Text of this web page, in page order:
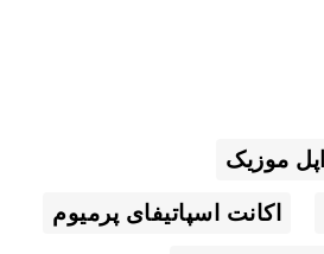
اپل موزیک
اکانت اسپاتیفای پرمیوم